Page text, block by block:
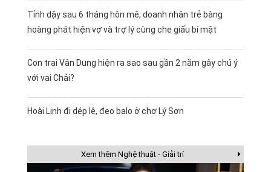
Tỉnh dậy sau 6 tháng hôn mê, doanh nhân trẻ bàng
hoàng phát hiện vợ và trợ lý cùng che giấu bí mật
Con trai Vân Dung hiện ra sao sau gần 2 năm gây chú ý
với vai Chải?
Hoài Linh đi dép lê, đeo balo ở chợ Lý Sơn
Xem thêm Nghệ thuật - Giải trí